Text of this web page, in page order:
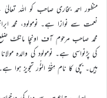
نعمت سے نوازا ہے۔ نومولود، محمد
محمد صاحب مرحوم آف اونچا مانگٹ
کی پڑنواسی ہے۔ نومولود کی والدہ
ہیں۔ بچی کا نام مِنْحَۃُ النُّور تجویز ہوا